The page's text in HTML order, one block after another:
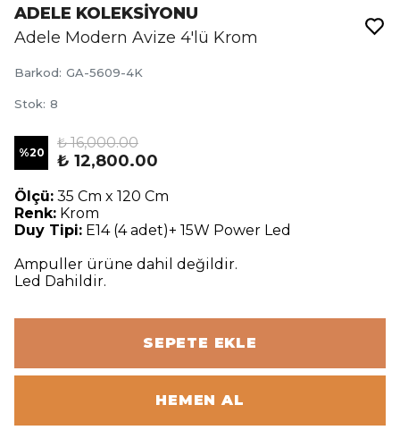
ADELE KOLEKSİYONU
Adele Modern Avize 4'lü Krom
Barkod: GA-5609-4K
Stok: 8
%20
₺ 16,000.00
₺ 12,800.00
Ölçü: 35 Cm x 120 Cm
Renk: Krom
Duy Tipi: E14 (4 adet)+ 15W Power Led
Ampuller ürüne dahil değildir.
Led Dahildir.
SEPETE EKLE
HEMEN AL